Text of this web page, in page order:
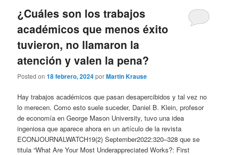
¿Cuáles son los trabajos
académicos que menos éxito
tuvieron, no llamaron la
atención y valen la pena?
Posted on18 febrero, 2024porMartin Krause
Hay trabajos académicos que pasan desapercibidos y tal vez no
lo merecen. Como esto suele suceder, Daniel B. Klein, profesor
de economía en George Mason University, tuvo una idea
ingeniosa que aparece ahora en un artículo de la revista
ECONJOURNALWATCH19(2) September2022:320–328 que se
titula “What Are Your Most Underappreciated Works?: First